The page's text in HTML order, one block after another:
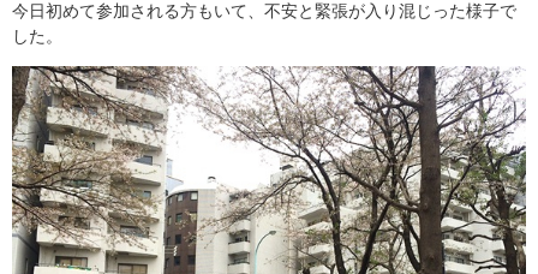
今日初めて参加される方もいて、不安と緊張が入り混じった様子で
した。